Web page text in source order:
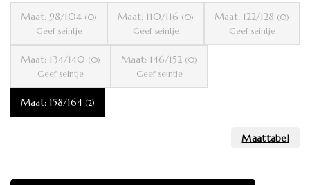
Maat: 98/104 (0)
Geef seintje
Maat: 110/116 (0)
Geef seintje
Maat: 122/128 (0)
Geef seintje
Maat: 134/140 (0)
Geef seintje
Maat: 146/152 (0)
Geef seintje
Maat: 158/164 (2)